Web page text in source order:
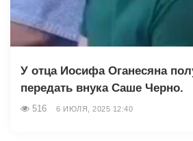
У отца Иосифа Оганесяна
передать внука Саше Черно.
516 6 ИЮЛЯ, 2025 12:40